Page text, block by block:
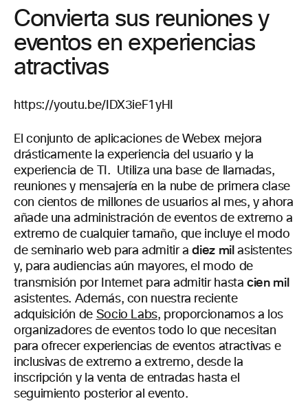
Convierta sus reuniones y
eventos en experiencias
atractivas
https://youtu.be/IDX3ieF1yHI
El conjunto de aplicaciones de Webex mejora
drásticamente la experiencia del usuario y la
experiencia de TI. Utiliza una base de llamadas,
reuniones y mensajería en la nube de primera clase
con cientos de millones de usuarios al mes, y ahora
añade una administración de eventos de extremo a
extremo de cualquier tamaño, que incluye el modo
de seminario web para admitir adiez mil asistentes
y, para audiencias aún mayores, el modo de
transmisión por Internet para admitir hastacien mil
asistentes. Además, con nuestra reciente
adquisición de Socio Labs, proporcionamos a los
organizadores de eventos todo lo que necesitan
para ofrecer experiencias de eventos atractivas e
inclusivas de extremo a extremo, desde la
inscripción y la venta de entradas hasta el
seguimiento posterior al evento.